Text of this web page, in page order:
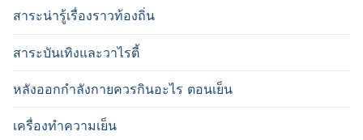
สาระน่ารู้เรื่องราวท้องถิ่น
สาระบันเทิงและวาไรตี้
หลังออกกําลังกายควรกินอะไร ตอนเย็น
เครื่องทำความเย็น